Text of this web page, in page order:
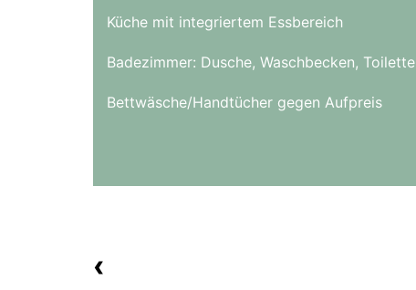
Küche mit integriertem Essbereich
Badezimmer: Dusche, Waschbecken, Toilette
Bettwäsche/Handtücher gegen Aufpreis